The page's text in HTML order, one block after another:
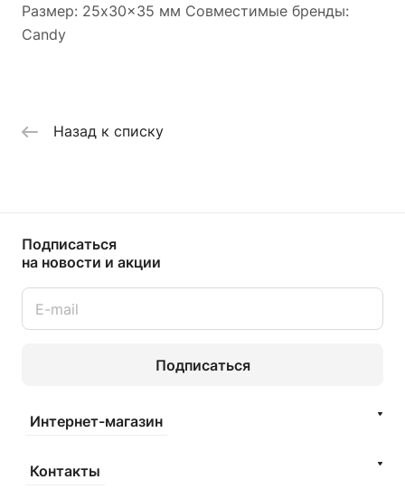
Размер: 25x30x35 мм Совместимые бренды:
Candy
Назад к списку
Подписаться
на новости и акции
Подписаться
Интернет-магазин
Контакты